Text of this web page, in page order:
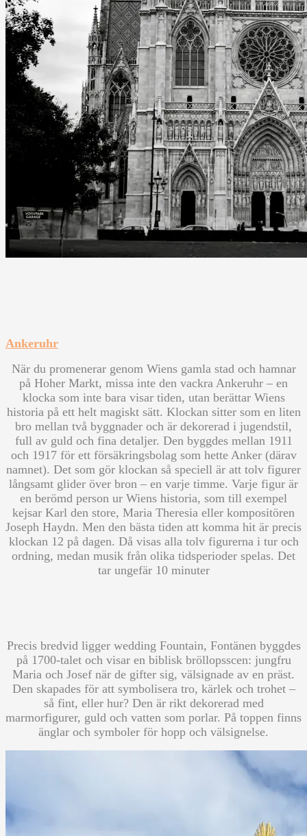
Ankeruhr
När du promenerar genom Wiens gamla stad och hamnar
på Hoher Markt, missa inte den vackra Ankeruhr – en
klocka som inte bara visar tiden, utan berättar Wiens
historia på ett helt magiskt sätt. Klockan sitter som en liten
bro mellan två byggnader och är dekorerad i jugendstil,
full av guld och fina detaljer. Den byggdes mellan 1911
och 1917 för ett försäkringsbolag som hette Anker (därav
namnet). Det som gör klockan så speciell är att tolv figurer
långsamt glider över bron – en varje timme. Varje figur är
en berömd person ur Wiens historia, som till exempel
kejsar Karl den store, Maria Theresia eller kompositören
Joseph Haydn. Men den bästa tiden att komma hit är precis
klockan 12 på dagen. Då visas alla tolv figurerna i tur och
ordning, medan musik från olika tidsperioder spelas. Det
tar ungefär 10 minuter
Precis bredvid ligger wedding Fountain, Fontänen byggdes
på 1700-talet och visar en biblisk bröllopsscen: jungfru
Maria och Josef när de gifter sig, välsignade av en präst.
Den skapades för att symbolisera tro, kärlek och trohet –
så fint, eller hur? Den är rikt dekorerad med
marmorfigurer, guld och vatten som porlar. På toppen finns
änglar och symboler för hopp och välsignelse.